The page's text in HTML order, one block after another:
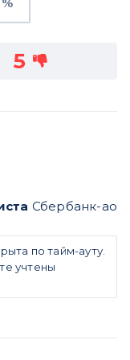
5
Сбербанк-ао
по тайм-ауту.
учтены